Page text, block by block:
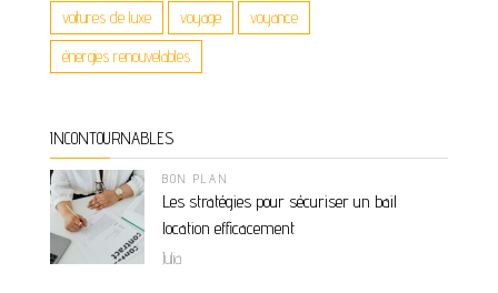
voitures de luxe voyage voyance
énergies renouvelables
INCONTOURNABLES
BON PLAN
Les stratégies pour sécuriser un bail
location efficacement
Julia